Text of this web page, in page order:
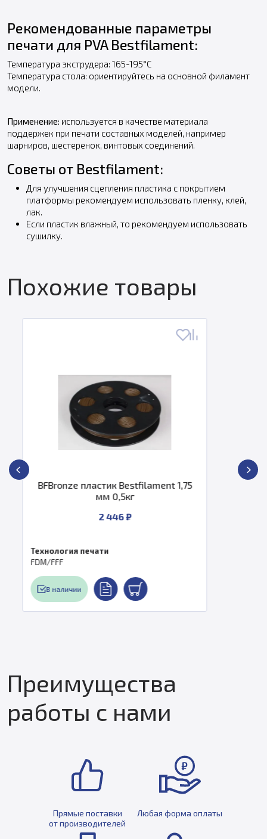
Рекомендованные параметры
печати для PVA Bestfilament:
Температура экструдера: 165-195°С
Температура стола: ориентируйтесь на основной филамент
модели.
Применение: используется в качестве материала
поддержек при печати составных моделей, например
шарниров, шестеренок, винтовых соединений.
Советы от Bestfilament:
Для улучшения сцепления пластика с покрытием
платформы рекомендуем использовать пленку, клей,
лак.
Если пластик влажный, то рекомендуем использовать
сушилку.
Похожие товары
1,75
BFWood пластик
Преимущества
работы с нами
Прямые поставки
от производителей
Любая форма оплаты